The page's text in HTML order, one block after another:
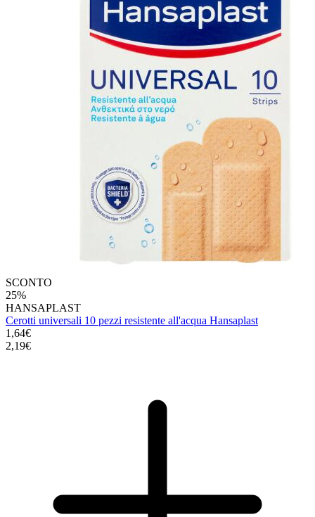
SCONTO
25%
HANSAPLAST
Cerotti universali 10 pezzi resistente all'acqua Hansaplast
1,64€
2,19€